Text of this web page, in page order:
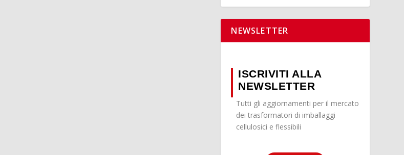
NEWSLETTER
ISCRIVITI ALLA
NEWSLETTER
Tutti gli aggiornamenti per il mercato
dei trasformatori di imballaggi
cellulosici e flessibili